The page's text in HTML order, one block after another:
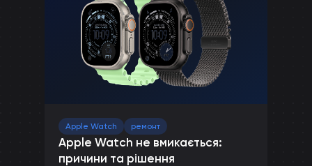
Apple Watch ремонт
Apple Watch не вмикається:
причини та рішення